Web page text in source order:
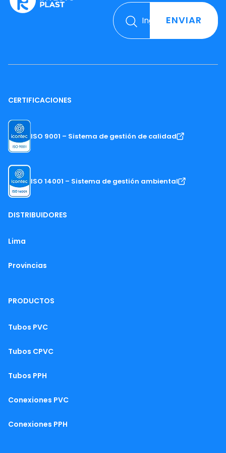
ENVIAR
CERTIFICACIONES
ISO 9001 – Sistema de gestión de calidad
ISO 14001 – Sistema de gestión ambiental
DISTRIBUIDORES
Lima
Provincias
PRODUCTOS
Tubos PVC
Tubos CPVC
Tubos PPH
Conexiones PVC
Conexiones PPH